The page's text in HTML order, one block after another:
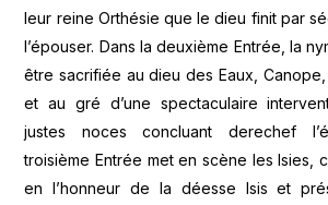
leur reine Orthésie que le dieu finit par
l’épouser. Dans la deuxième Entrée, la
être sacrifiée au dieu des Eaux, Canope,
et au gré d’une spectaculaire
justes noces concluant derechef
troisième Entrée met en scène les Isies,
en l’honneur de la déesse Isis et